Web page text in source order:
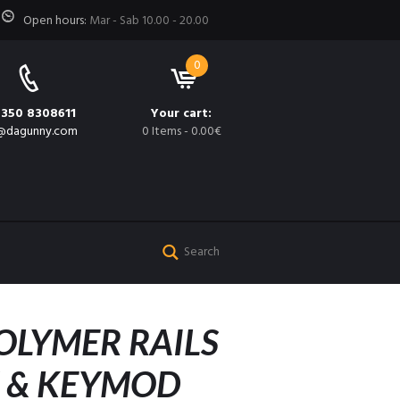
Open hours: Mar - Sab 10.00 - 20.00
8308611
0
Your cart:
0 Items- 0.00€
RAILS
KEYMOD